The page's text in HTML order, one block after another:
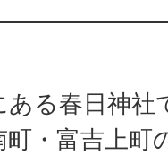
る春日神社
町・富吉上